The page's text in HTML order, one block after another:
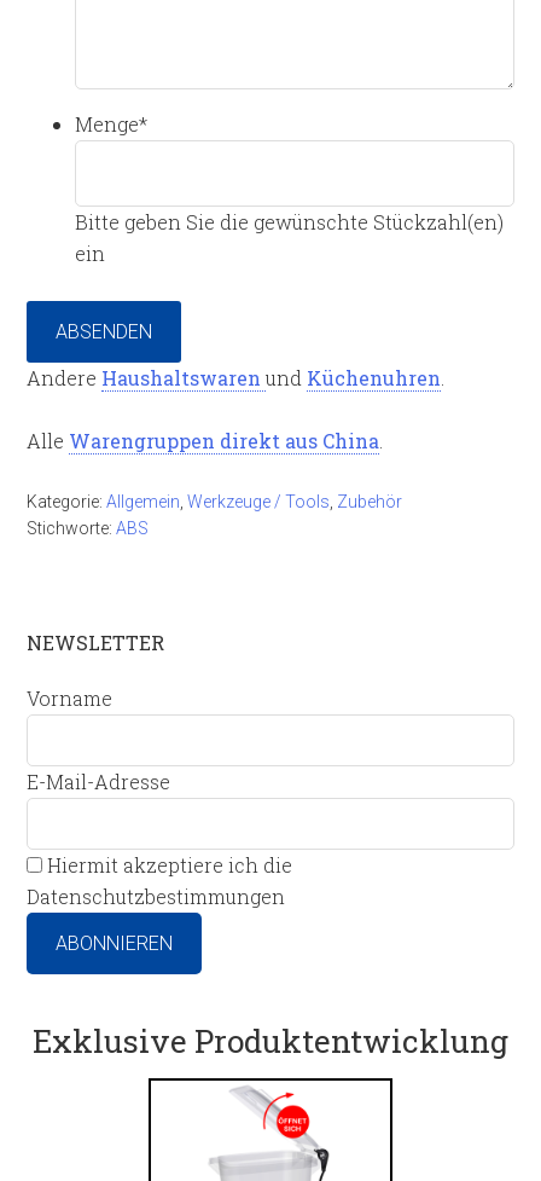
Menge*
Bitte geben Sie die gewünschte Stückzahl(en)
ein
ABSENDEN
Andere Haushaltswarenund Küchenuhren
Alle Warengruppen direkt aus China
Kategorie:Allgemein ,Werkzeuge / Tools Zubehör
Stichworte:ABS
NEWSLETTER
Vorname
E-Mail-Adresse
Hiermit akzeptiere ich die
Datenschutzbestimmungen
Exklusive Produktentwicklung